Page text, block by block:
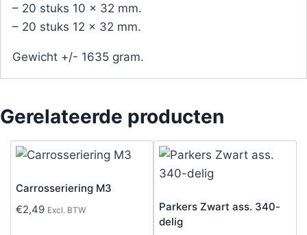
– 20 stuks 10 x 32 mm.
– 20 stuks 12 x 32 mm.
Gewicht +/- 1635 gram.
Gerelateerde producten
Carrosseriering M3
€2,49 Excl. BTW
Parkers Zwart ass. 340-
delig